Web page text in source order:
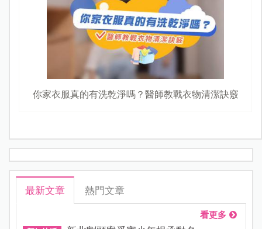
你家衣服真的有洗乾淨嗎？醫師教戰衣物清潔訣竅
最新文章 熱門文章
看更多